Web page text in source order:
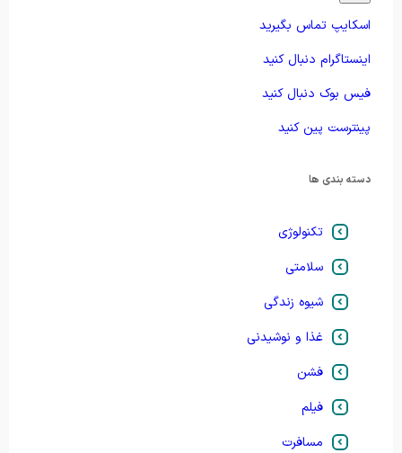
اسکایپ تماس بگیرید
اینستاگرام دنبال کنید
فیس بوک دنبال کنید
پینترست پین کنید
دسته بندی ها
تکنولوژی
سلامتی
شیوه زندگی
غذا و نوشیدنی
فشن
فیلم
مسافرت